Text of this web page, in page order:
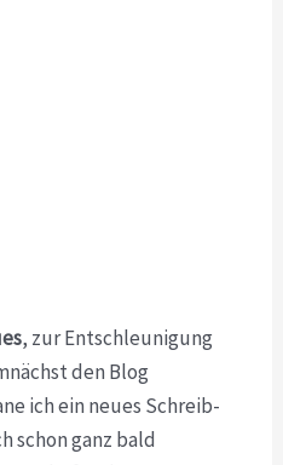
, zur Entschleunigung
den Blog
ich ein neues Schreib-
schon ganz bald